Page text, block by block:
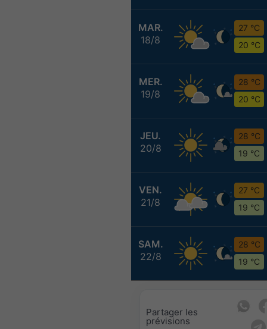
MAR.
18/8
27 °C
20 °C
MER.
19/8
28 °C
20 °C
JEU.
20/8
28 °C
19 °C
VEN.
21/8
27 °C
19 °C
SAM.
22/8
28 °C
19 °C
Partager les
prévisions